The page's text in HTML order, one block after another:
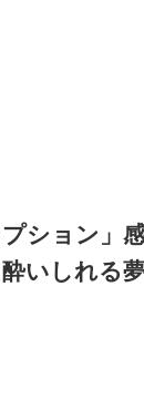
ション」
いしれる